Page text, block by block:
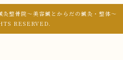
整骨院～美容鍼とからだの鍼灸・整体～
RESERVED.